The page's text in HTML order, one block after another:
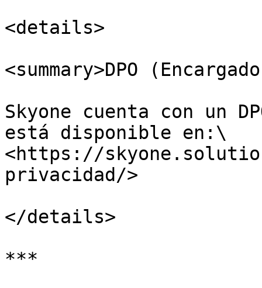
<details>
<summary>DPO
Skyone cuenta con un
está disponible en:\
<https://
privacidad/>
</details>
***